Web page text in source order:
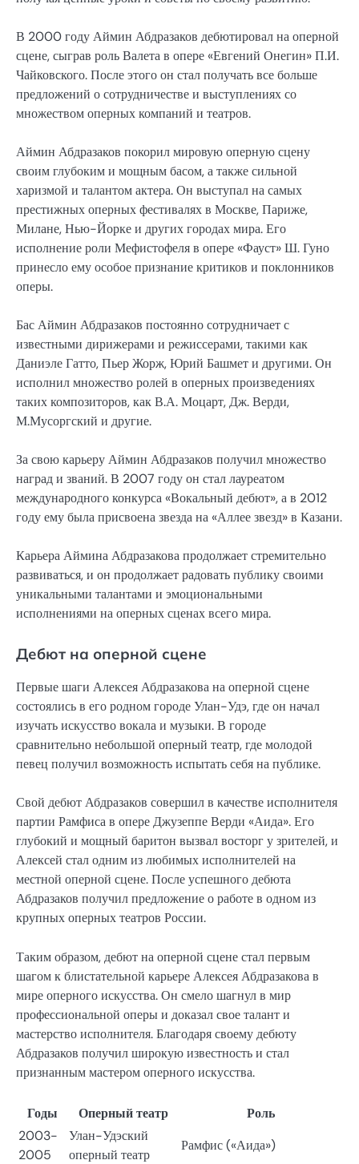
В 2000 году Аймин Абдразаков дебютировал на оперной
сцене, сыграв роль Валета в опере «Евгений Онегин» П.И.
Чайковского. После этого он стал получать все больше
предложений о сотрудничестве и выступлениях со
множеством оперных компаний и театров.
Аймин Абдразаков покорил мировую оперную сцену
своим глубоким и мощным басом, а также сильной
харизмой и талантом актера. Он выступал на самых
престижных оперных фестивалях в Москве, Париже,
Милане, Нью-Йорке и других городах мира. Его
исполнение роли Мефистофеля в опере «Фауст» Ш. Гуно
принесло ему особое признание критиков и поклонников
оперы.
Бас Аймин Абдразаков постоянно сотрудничает с
известными дирижерами и режиссерами, такими как
Даниэле Гатто, Пьер Жорж, Юрий Башмет и другими. Он
исполнил множество ролей в оперных произведениях
таких композиторов, как В.А. Моцарт, Дж. Верди,
М.Мусоргский и другие.
За свою карьеру Аймин Абдразаков получил множество
наград и званий. В 2007 году он стал лауреатом
международного конкурса «Вокальный дебют», а в 2012
году ему была присвоена звезда на «Аллее звезд» в Казани.
Карьера Аймина Абдразакова продолжает стремительно
развиваться, и он продолжает радовать публику своими
уникальными талантами и эмоциональными
исполнениями на оперных сценах всего мира.
Дебют на оперной сцене
Первые шаги Алексея Абдразакова на оперной сцене
состоялись в его родном городе Улан-Удэ, где он начал
изучать искусство вокала и музыки. В городе
сравнительно небольшой оперный театр, где молодой
певец получил возможность испытать себя на публике.
Свой дебют Абдразаков совершил в качестве исполнителя
партии Рамфиса в опере Джузеппе Верди «Аида». Его
глубокий и мощный баритон вызвал восторг у зрителей, и
Алексей стал одним из любимых исполнителей на
местной оперной сцене. После успешного дебюта
Абдразаков получил предложение о работе в одном из
крупных оперных театров России.
Таким образом, дебют на оперной сцене стал первым
шагом к блистательной карьере Алексея Абдразакова в
мире оперного искусства. Он смело шагнул в мир
профессиональной оперы и доказал свое талант и
мастерство исполнителя. Благодаря своему дебюту
Абдразаков получил широкую известность и стал
признанным мастером оперного искусства.
Годы Оперный театр
Роль
2003-
2005
Улан-Удэский
оперный театр
Рамфис («Аида»)